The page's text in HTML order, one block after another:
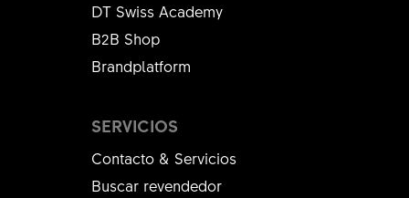
SERVICIOS
Contacto & Servicios
Buscar revendedor
DT Swiss Academy
B2B Shop
Brandplatform